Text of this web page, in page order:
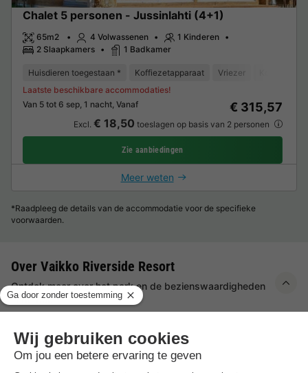
Chalet 5 personen - Jussinlahti (4+1)
65m2 4 Volwassenen
1 Kinderen
2 Slaapkamers
1 Badkamer
Huisdieren toegestaan * Koffiezetapparaat Vriezer
Van 5 tot 6 sep, 1 nacht, Vanaf
Laatste beschikbare accommodaties!
€ 315,57
Excl. € 18,50 toeslagen op basis van 2 personen
Zie aanbiedingen
Meer weten
*Raadpleeg de details van de accommodatie voor de specifieke
voorwaarden.
Over Vaikko Riverside Resort
Ontdek meer over het park en de bezienswaardigheden
in de buurt.
Highlightsvan het vakantiepark